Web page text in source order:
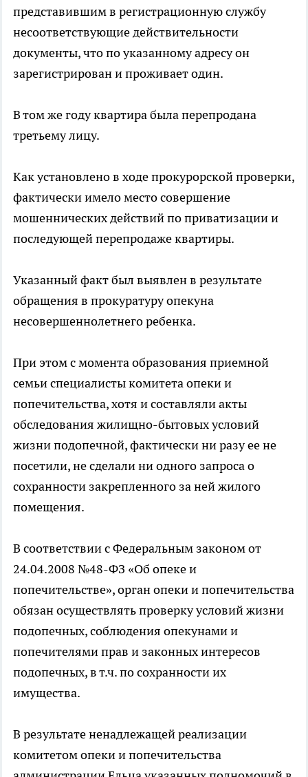
представившим в регистрационную службу
несоответствующие действительности
документы, что по указанному адресу он
зарегистрирован и проживает один.
В том же году квартира была перепродана
третьему лицу.
Как установлено в ходе прокурорской проверки,
фактически имело место совершение
мошеннических действий по приватизации и
последующей перепродаже квартиры.
Указанный факт был выявлен в результате
обращения в прокуратуру опекуна
несовершеннолетнего ребенка.
При этом с момента образования приемной
семьи специалисты комитета опеки и
попечительства, хотя и составляли акты
обследования жилищно-бытовых условий
жизни подопечной, фактически ни разу ее не
посетили, не сделали ни одного запроса о
сохранности закрепленного за ней жилого
помещения.
В соответствии с Федеральным законом от
24.04.2008 №48-ФЗ «Об опеке и
попечительстве», орган опеки и попечительства
обязан осуществлять проверку условий жизни
подопечных, соблюдения опекунами и
попечителями прав и законных интересов
подопечных, в т.ч. по сохранности их
имущества.
В результате ненадлежащей реализации
комитетом опеки и попечительства